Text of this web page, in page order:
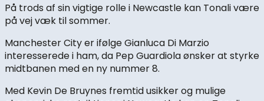
På trods af sin vigtige rolle i Newcastle kan Tonali være
på vej væk til sommer.
Manchester City er ifølge Gianluca Di Marzio
interesserede i ham, da Pep Guardiola ønsker at styrke
midtbanen med en ny nummer 8.
Med Kevin De Bruynes fremtid usikker og mulige